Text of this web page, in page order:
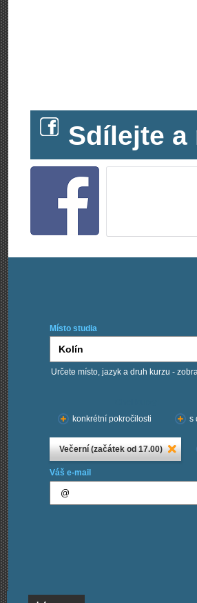
Sdílejte a
Místo studia
Určete místo, jazyk a druh kurzu -
konkrétní pokročilosti
s
Večerní (začátek od 17.00)
Váš e-mail